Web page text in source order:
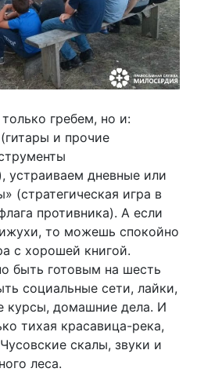
гребем, но и:
и прочие
устраиваем дневные или
(стратегическая игра в
противника). А если
то можешь спокойно
с хорошей книгой.
быть готовым на шесть
социальные сети, лайки,
курсы, домашние дела. И
тихая красавица-река,
скалы, звуки и
леса.